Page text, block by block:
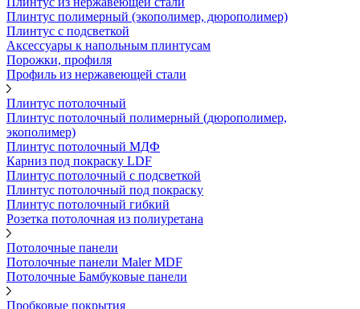
Плинтус полимерный (экополимер, дюрополимер)
Плинтус с подсветкой
Аксессуары к напольным плинтусам
Порожки, профиля
Профиль из нержавеющей стали
Плинтус потолочный
Плинтус потолочный полимерный (дюрополимер,
экополимер)
Плинтус потолочный МДФ
Карниз под покраску LDF
Плинтус потолочный с подсветкой
Плинтус потолочный под покраску
Плинтус потолочный гибкий
Розетка потолочная из полиуретана
Потолочные панели
Потолочные панели Maler MDF
Потолочные Бамбуковые панели
Пробковые покрытия